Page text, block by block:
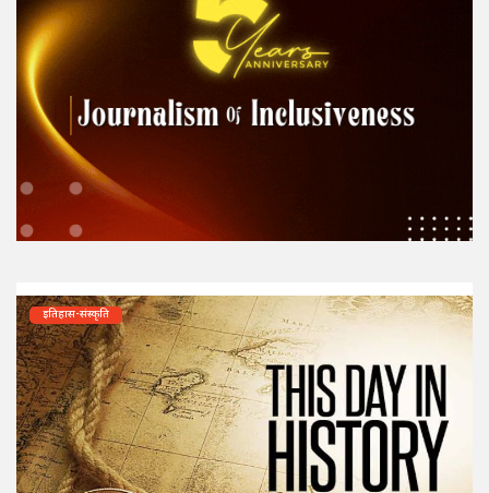
इतिहास-संस्कृति